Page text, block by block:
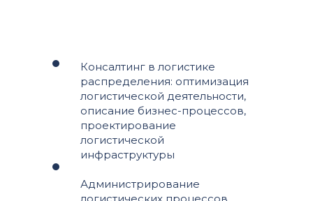
Консалтинг в логистике
распределения: оптимизация
логистической деятельности,
описание бизнес-процессов,
проектирование
логистической
инфраструктуры
Администрирование